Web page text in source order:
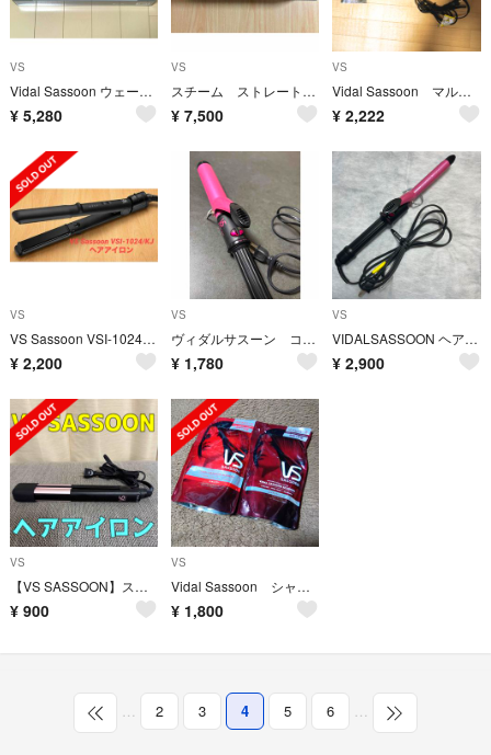
VS
Vidal Sassoon ウェーブアイロン VSW-1600/KJ
¥ 5,280
VS
スチーム ストレート アイロン vsp9000 vsp-9000/kj
¥ 7,500
VS
Vidal Sassoon マルチヘアアイロン
¥ 2,222
VS
VS Sassoon VSI-1024/KJ ヘアアイロン
¥ 2,200
VS
ヴィダルサスーン コテ 32ミリ
¥ 1,780
VS
VIDALSASSOON ヘアアイロン
¥ 2,900
VS
【VS SASSOON】ストレートヘアアイロン
¥ 900
VS
Vidal Sassoon シャンプー コンディショナー セット
¥ 1,800
… 2 3 4 5 6 …